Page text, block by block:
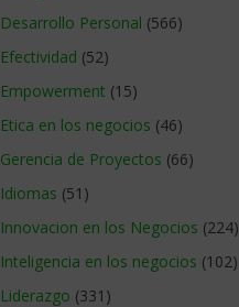
Desarrollo Personal (566)
Efectividad (52)
Empowerment (15)
Etica en los negocios (46)
Gerencia de Proyectos (66)
Idiomas (51)
Innovacion en los Negocios (224)
Inteligencia en los negocios (102)
Liderazgo (331)